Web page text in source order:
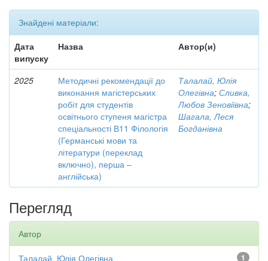
Знайдені матеріали:
Дата
випуску
Назва Автор(и)
2025
Методичні рекомендації до
виконання магістерських
робіт для студентів
освітнього ступеня магістра
спеціальності В11 Філологія
(Германські мови та
літератури (переклад
включно), перша –
англійська)
Талалай, Юлія
Олегівна; Сливка,
Любов Зеновіївна;
Шагала, Леся
Богданівна
Перегляд
Автор
1
Талалай, Юлія Олегівна